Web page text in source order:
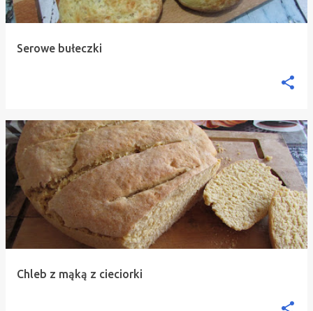
Serowe bułeczki
Chleb z mąką z cieciorki